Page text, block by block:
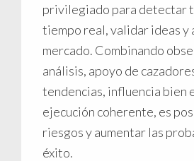
privilegiado para detectar
tiempo real, validar ideas y
mercado. Combinando
análisis, apoyo de
tendencias, influencia bien
ejecución coherente, es
riesgos y aumentar las
éxito.